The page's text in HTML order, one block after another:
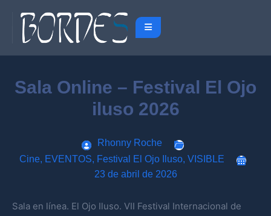
Sala Online – Festival El Ojo
iluso 2026
Rhonny Roche
Cine, EVENTOS, Festival El Ojo Iluso, VISIBLE
23 de abril de 2026
Sala en línea. El Ojo Iluso. VII Festival Internacional de